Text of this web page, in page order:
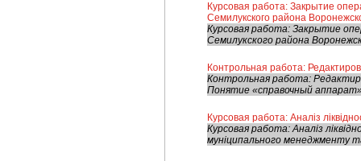
Курсовая работа: Закрытие
Семилукского района
Курсовая работа: Закрытие
Семилукского района
Контрольная работа:
Контрольная работа:
Понятие «справочный
Курсовая работа: Аналіз
Курсовая работа: Аналіз
муніципального